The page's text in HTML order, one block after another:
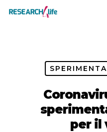
per chiudere
per il